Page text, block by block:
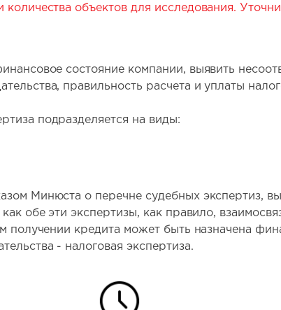
объектов для исследования.
состояние компании, выявить
правильность расчета и уплаты
подразделяется на виды:
Минюста о перечне судебных
обе эти экспертизы, как правило,
получении кредита может быть назначена
- налоговая экспертиза.